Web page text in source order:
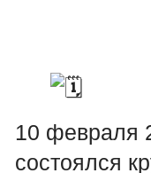
10 февраля
состоялся